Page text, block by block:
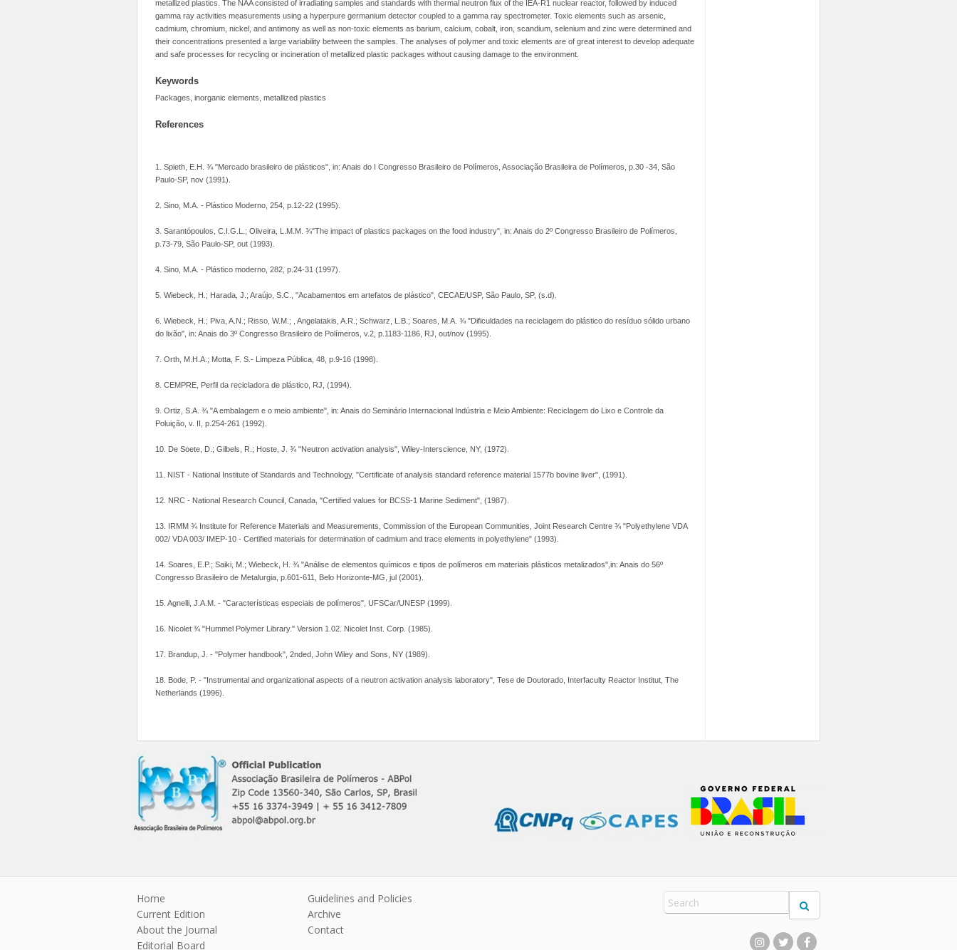
metallized plastics. The NAA consisted of irradiating samples and standards with thermal neutron flux of the IEA-R1 nuclear reactor, followed by induced
gamma ray activities measurements using a hyperpure germanium detector coupled to a gamma ray spectrometer. Toxic elements such as arsenic,
cadmium, chromium, nickel, and antimony as well as non-toxic elements as barium, calcium, cobalt, iron, scandium, selenium and zinc were determined and
their concentrations presented a large variability between the samples. The analyses of polymer and toxic elements are of great interest to develop adequate
and safe processes for recycling or incineration of metallized plastic packages without causing damage to the environment.
Keywords
Packages, inorganic elements, metallized plastics
References
1. Spieth, E.H. ¾ "Mercado brasileiro de plásticos", in: Anais do I Congresso Brasileiro de Polímeros, Associação Brasileira de Polímeros, p.30 -34, São
Paulo-SP, nov (1991).
2. Sino, M.A. - Plástico Moderno, 254, p.12-22 (1995).
3. Sarantópoulos, C.I.G.L.; Oliveira, L.M.M. ¾"The impact of plastics packages on the food industry", in: Anais do 2º Congresso Brasileiro de Polímeros,
p.73-79, São Paulo-SP, out (1993).
4. Sino, M.A. - Plástico moderno, 282, p.24-31 (1997).
5. Wiebeck, H.; Harada, J.; Araújo, S.C., "Acabamentos em artefatos de plástico", CECAE/USP, São Paulo, SP, (s.d).
6. Wiebeck, H.; Piva, A.N.; Risso, W.M.; , Angelatakis, A.R.; Schwarz, L.B.; Soares, M.A. ¾ "Dificuldades na reciclagem do plástico do resíduo sólido urbano
do lixão", in: Anais do 3º Congresso Brasileiro de Polímeros, v.2, p.1183-1186, RJ, out/nov (1995).
7. Orth, M.H.A.; Motta, F. S.- Limpeza Pública, 48, p.9-16 (1998).
8. CEMPRE, Perfil da recicladora de plástico, RJ, (1994).
9. Ortiz, S.A. ¾ "A embalagem e o meio ambiente", in: Anais do Seminário Internacional Indústria e Meio Ambiente: Reciclagem do Lixo e Controle da
Poluição, v. II, p.254-261 (1992).
10. De Soete, D.; Gilbels, R.; Hoste, J. ¾ "Neutron activation analysis", Wiley-Interscience, NY, (1972).
11. NIST - National Institute of Standards and Technology, "Certificate of analysis standard reference material 1577b bovine liver", (1991).
12. NRC - National Research Council, Canada, "Certified values for BCSS-1 Marine Sediment", (1987).
13. IRMM ¾ Institute for Reference Materials and Measurements, Commission of the European Communities, Joint Research Centre ¾ "Polyethylene VDA
002/ VDA 003/ IMEP-10 - Certified materials for determination of cadmium and trace elements in polyethylene" (1993).
14. Soares, E.P.; Saiki, M.; Wiebeck, H. ¾ "Análise de elementos químicos e tipos de polímeros em materiais plásticos metalizados",in: Anais do 56º
Congresso Brasileiro de Metalurgia, p.601-611, Belo Horizonte-MG, jul (2001).
15. Agnelli, J.A.M. - "Características especiais de polímeros", UFSCar/UNESP (1999).
16. Nicolet ¾ "Hummel Polymer Library." Version 1.02. Nicolet Inst. Corp. (1985).
17. Brandup, J. - "Polymer handbook", 2nded, John Wiley and Sons, NY (1989).
18. Bode, P. - "Instrumental and organizational aspects of a neutron activation analysis laboratory", Tese de Doutorado, Interfaculty Reactor Institut, The
Netherlands (1996).
Home
Current Edition
About the Journal
Editorial Board
Guidelines and Policies
Archive
Contact